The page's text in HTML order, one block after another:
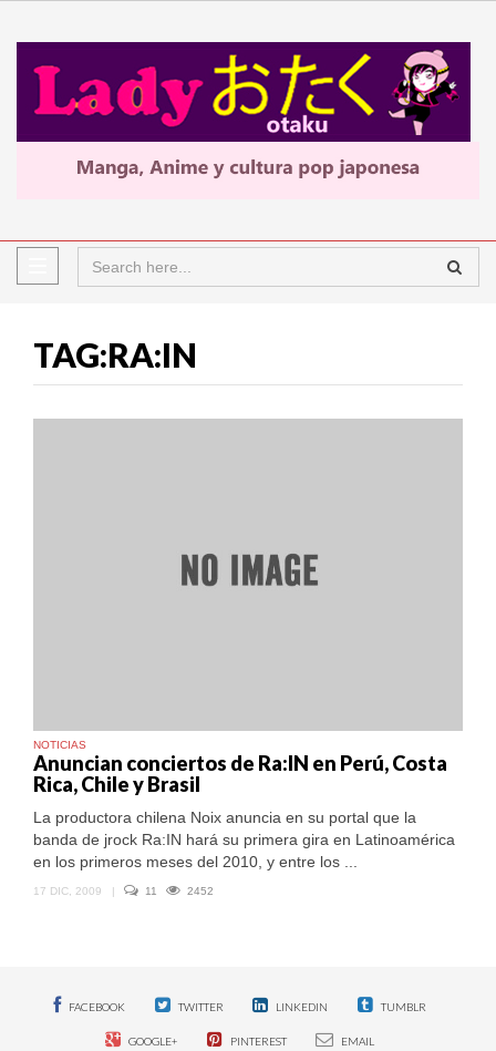
TAG:RA:IN
NOTICIAS
Anuncian conciertos de Ra:IN en Perú, Costa
Rica, Chile y Brasil
La productora chilena Noix anuncia en su portal que la
banda de jrock Ra:IN hará su primera gira en Latinoamérica
en los primeros meses del 2010, y entre los ...
17 DIC, 2009 | 11 2452
FACEBOOK TWITTER LINKEDIN TUMBLR
GOOGLE+ PINTEREST EMAIL